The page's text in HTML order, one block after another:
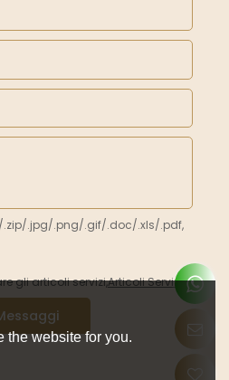
.zip/.jpg/.png/.gif/.doc/.xls/.pdf,
gli articoli servizi,Articoli Servizi
the website for you.